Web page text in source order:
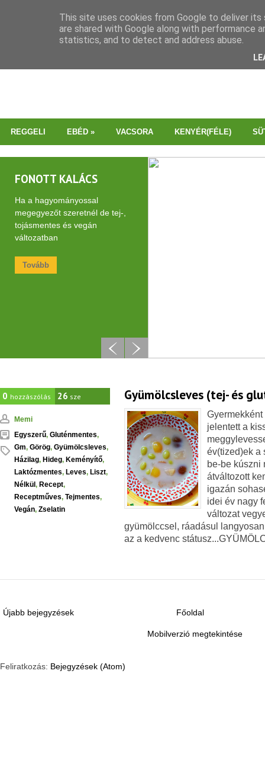
REGGELI EBÉD » VACSORA KENYÉR(FÉLE)
FONOTT KALÁCS
Ha a hagyományossal
megegyezőt szeretnél de tej-,
tojásmentes és vegán
változatban
Tovább
0 hozzászólás 26 sze
Memi
Egyszerű, Gluténmentes,
Gm, Görög, Gyümölcsleves,
Házilag, Hideg, Keményítő,
Laktózmentes, Leves, Liszt,
Nélkül , Recept,
Receptműves, Tejmentes,
Vegán, Zselatin
Gyümölcsleves (tej- és
jelentett a
év(tized)ek a
be-be kúszni
átváltozott
igazán
idei év nagy
változat
gyümölccsel, ráadásul
az a kedvenc
Újabb bejegyzések Főoldal
Mobilverzió megtekintése
Feliratkozás: Bejegyzések (Atom)
This site uses cookies from Google to deliver
are shared with Google along with performance
statistics, and to detect and address abuse.